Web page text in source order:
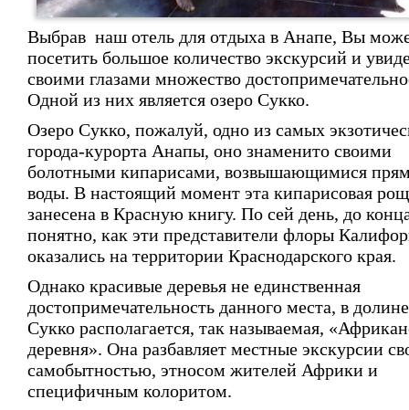
Выбрав наш отель для отдыха в Анапе, Вы
посетить большое количество экскурсий и
своими глазами множество
Одной из них является озеро Сукко.
Озеро Сукко, пожалуй, одно из самых
города-курорта Анапы, оно знаменито своими
болотными кипарисами, возвышающимися
воды. В настоящий момент эта кипарисовая
занесена в Красную книгу. По сей день, до
понятно, как эти представители флоры
оказались на территории Краснодарского края.
Однако красивые деревья не единственная
достопримечательность данного места, в
Сукко располагается, так называемая,
деревня». Она разбавляет местные экскурсии
самобытностью, этносом жителей Африки и
специфичным колоритом.